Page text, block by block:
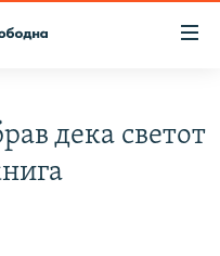
дека светот